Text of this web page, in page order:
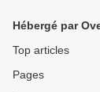
Hébergé par
Top articles
Pages